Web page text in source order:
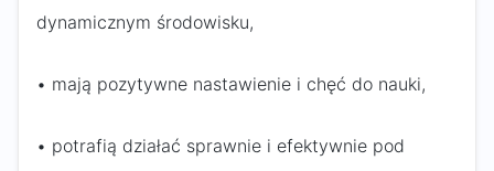
dynamicznym środowisku,
• mają pozytywne nastawienie i chęć do nauki,
• potrafią działać sprawnie i efektywnie pod